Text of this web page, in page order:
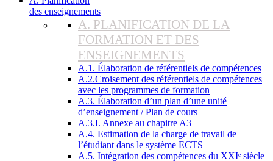
des enseignements
A. PLANIFICATION DE LA
FORMATION ET DES
ENSEIGNEMENTS
A.1. Élaboration de référentiels de compétences
A.2.Croisement des référentiels de compétences
avec les programmes de formation
A.3. Élaboration d’un plan d’une unité
d’enseignement / Plan de cours
A.3.I. Annexe au chapitre A3
A.4. Estimation de la charge de travail de
l’étudiant dans le système ECTS
A.5. Intégration des compétences du XXIᵉ siècle